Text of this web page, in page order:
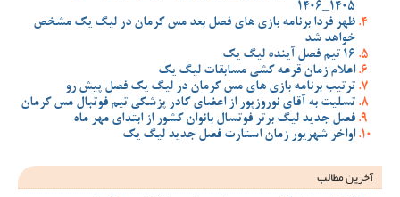
1405_1406
ظهر فردا برنامه بازی های فصل بعد مس کرمان در لیگ یک مشخص
خواهد شد
16 تیم فصل آینده لیگ یک
اعلام زمان قرعه کشی مسابقات لیگ یک
ترتیب برنامه بازی های مس کرمان در لیگ یک فصل پیش رو
تسلیت به آقای نوروزپور از اعضای کادر پزشکی تیم فوتبال مس کرمان
فصل جدید لیگ برتر فوتسال بانوان کشور از ابتدای مهر ماه
اواخر شهریور زمان استارت فصل جدید لیگ یک
آخرین مطالب